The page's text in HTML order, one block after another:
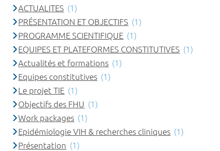
ACTUALITES (1)
PRÉSENTATION ET OBJECTIFS (1)
PROGRAMME SCIENTIFIQUE (1)
EQUIPES ET PLATEFORMES CONSTITUTIVES (1)
Actualités et formations (1)
Equipes constitutives (1)
Le projet TIE (1)
Objectifs des FHU (1)
Work packages (1)
Epidémiologie VIH & recherches cliniques (1)
Présentation (1)